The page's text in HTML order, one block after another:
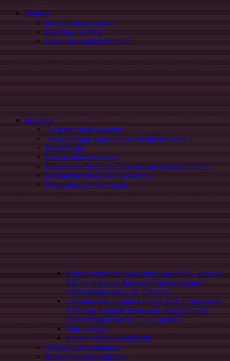
Услуги
Бесплатные услуги
Платные услуги
План мероприятий 2026
Ресурсы
Электронный каталог
Электронная краеведческая библиотека
Коллекции
Новые поступления
Периодические издания на 2 полугодие 2025 г.
Библиографические указатели
Виртуальные выставки
Периодические издания конца XIХ – начала
XX вв. в фонде Вельской центральной
библиотеки им. А.Ф. Орлова
Справочные издания конца XIX – середины
XX века в фонде Вельской центральной
библиотеки имени А. Ф. Орлова
Миниатюра
Книги, ценные вдвойне
«Город рассказывает»
Методическая копилка